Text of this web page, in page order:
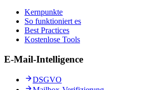
Kernpunkte
So funktioniert es
Best Practices
Kostenlose Tools
E-Mail-Intelligence
DSGVO